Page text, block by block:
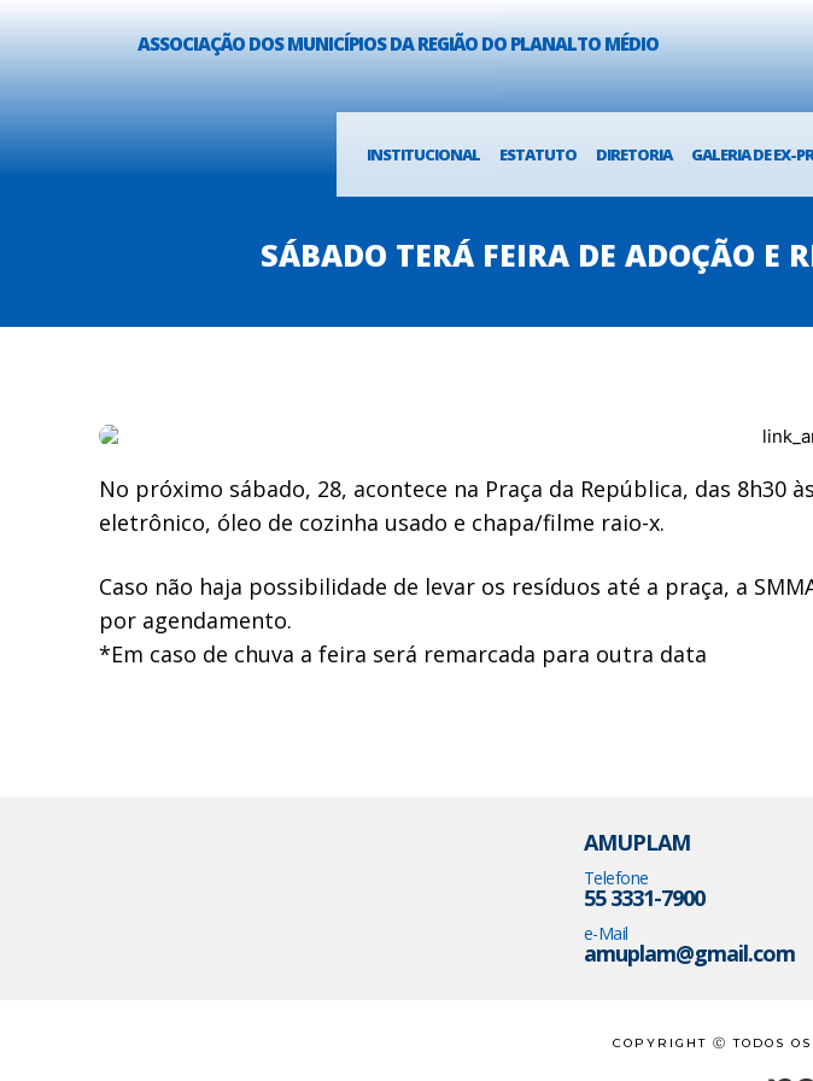
ASSOCIAÇÃO DOS MUNICÍPIOS DA REGIÃO DO PLANALTO MÉDIO
INSTITUCIONAL ESTATUTO DIRETORIA GALERIA DE EX-
SÁBADO TERÁ FEIRA DE ADOÇÃO E
No próximo sábado, 28, acontece na Praça da República, das 8h30
eletrônico, óleo de cozinha usado e chapa/filme raio-x.
Caso não haja possibilidade de levar os resíduos até a praça, a
por agendamento.
*Em caso de chuva a feira será remarcada para outra data
AMUPLAM
Telefone
55 3331-7900
e-Mail
amuplam@gmail.com
COPYRIGHT Ⓒ TODOS